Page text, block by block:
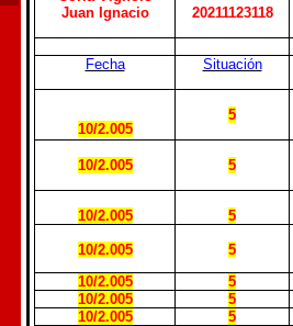
Juan Ignacio
20211123118
Fecha Situación
10/2.005
5
10/2.005 5
10/2.005 5
10/2.005
5
10/2.005
5
10/2.005
5
10/2.005
5